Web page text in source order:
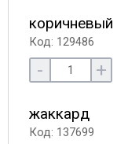
коричневый
Код: 129486
- +
жаккард
Код: 137699